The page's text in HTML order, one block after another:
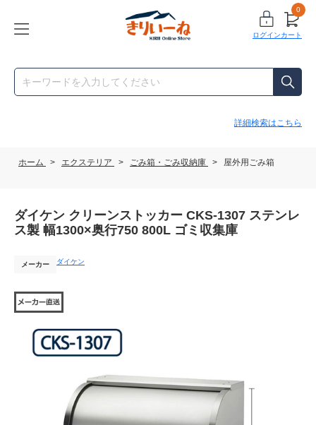
ログイン
0
カート
詳細検索はこちら
ホーム > エクステリア > ごみ箱・ごみ収納庫 > 屋外用ごみ箱
ダイケン クリーンストッカー CKS-1307 ステンレ
ス製 幅1300×奥行750 800L ゴミ収集庫
メーカー ダイケン